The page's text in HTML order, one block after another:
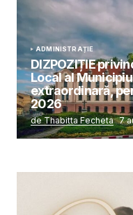
ADMINISTRAȚIE
DIZPOZIȚIE
Local al
extraordinară,
2026
de Thabitta Fecheta 7